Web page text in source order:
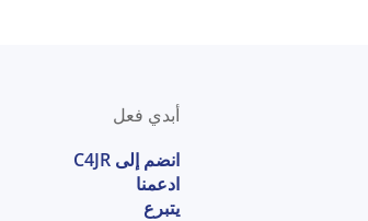
أبدي فعل
انضم إلى C4JR
ادعمنا
يتبرع